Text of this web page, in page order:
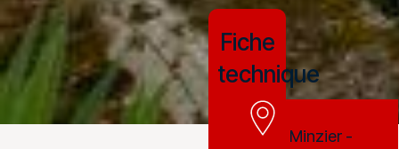
Fiche
technique
Minzier -